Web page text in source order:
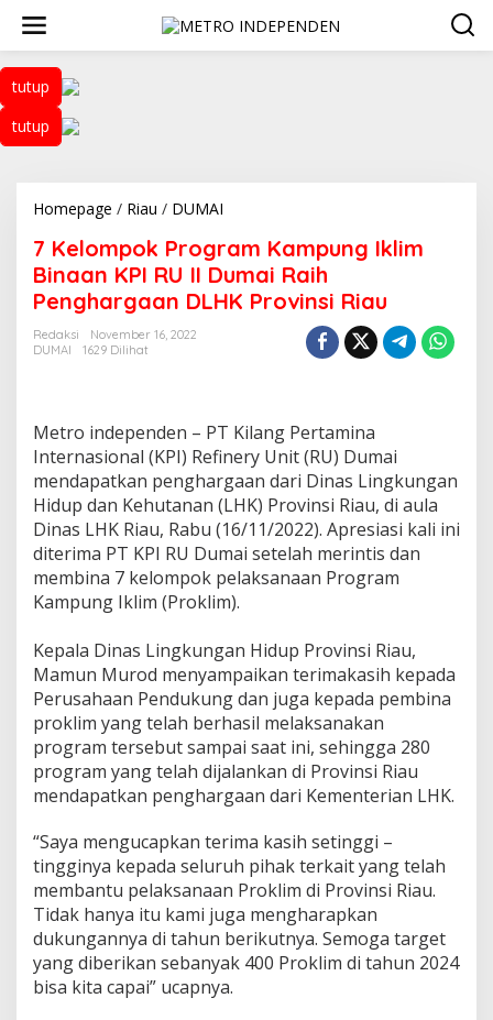
w
a
i
e
tutup
tutup
Homepage / Riau / DUMAI
e
l
o
m
o
r
a
m
K
a
m
p
u
g
I
k
l
i
m
B
i
n
a
n
K
P
I
R
U
I
I
7 Kelompok Program Kampung Iklim
Binaan KPI RU II Dumai Raih
Penghargaan DLHK Provinsi Riau
Redaksi
November 16, 2022
DUMAI
1629 Dilihat
Metro independen – PT Kilang Pertamina
Internasional (KPI) Refinery Unit (RU) Dumai
mendapatkan penghargaan dari Dinas Lingkungan
Hidup dan Kehutanan (LHK) Provinsi Riau, di aula
Dinas LHK Riau, Rabu (16/11/2022). Apresiasi kali ini
diterima PT KPI RU Dumai setelah merintis dan
membina 7 kelompok pelaksanaan Program
Kampung Iklim (Proklim).
Kepala Dinas Lingkungan Hidup Provinsi Riau,
Mamun Murod menyampaikan terimakasih kepada
Perusahaan Pendukung dan juga kepada pembina
proklim yang telah berhasil melaksanakan
program tersebut sampai saat ini, sehingga 280
program yang telah dijalankan di Provinsi Riau
mendapatkan penghargaan dari Kementerian LHK.
“Saya mengucapkan terima kasih setinggi –
tingginya kepada seluruh pihak terkait yang telah
membantu pelaksanaan Proklim di Provinsi Riau.
Tidak hanya itu kami juga mengharapkan
dukungannya di tahun berikutnya. Semoga target
yang diberikan sebanyak 400 Proklim di tahun 2024
bisa kita capai” ucapnya.